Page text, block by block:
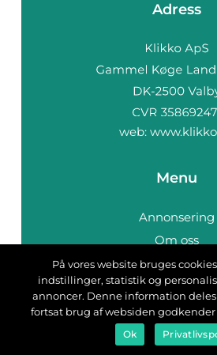
Adress
web:
Menu
Annonsering
Om oss
Cookies
Kontakta oss
Sitemap
På vores website bruges
indstillinger, statistik og
annoncer. Denne information
fortsat brug af websiden
Ok